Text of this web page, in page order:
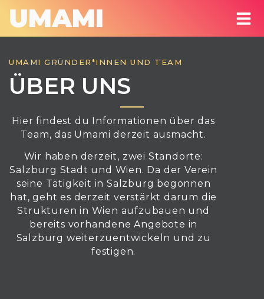
UMAMI
UMAMI GRÜNDER*INNEN UND TEAM
ÜBER UNS
Hier findest du Informationen über das
Team, das Umami derzeit ausmacht.
Wir haben derzeit, zwei Standorte:
Salzburg Stadt und Wien. Da der Verein
seine Tätigkeit in Salzburg begonnen
hat, geht es derzeit verstärkt darum die
Strukturen in Wien aufzubauen und
bereits vorhandene Angebote in
Salzburg weiterzuentwickeln und zu
festigen.